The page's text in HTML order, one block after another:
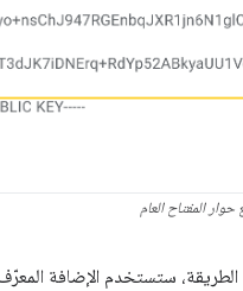
حوار المفتاح العام
الطريقة، ستستخدم الإضافة